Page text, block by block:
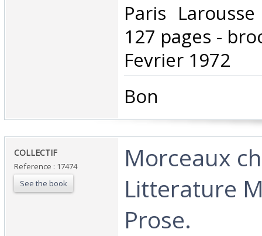
‎Paris
127 pages -
Fevrier 1972‎
‎Bon ‎
‎COLLECTIF‎
Reference : 17474
See the book
‎Morceaux
Litterature
Prose.‎